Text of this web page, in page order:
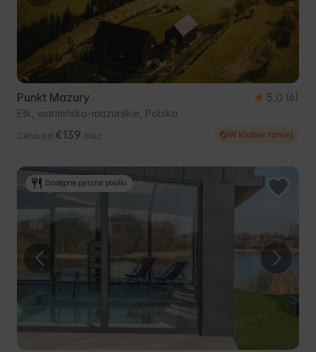
Punkt Mazury 5.0 (6)
Ełk, warmińsko-mazurskie, Polska
Cena od €139 /noc W klubie taniej
Dostępne pyszne posiłki